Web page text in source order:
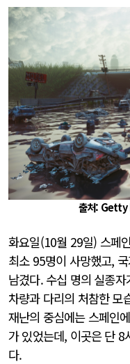
출처:
화요일(10월 29일) 스페
최소 95명이 사망했고,
남겼다. 수십 명의 실종
차량과 다리의 처참한 모
재난의 중심에는 스페인
가 있었는데, 이곳은 단
다.